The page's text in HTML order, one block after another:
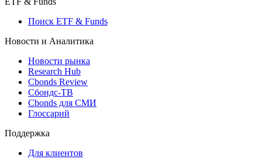
Виджет: Карта процентных ставок
ETF & Funds
Поиск ETF & Funds
Новости и Аналитика
Новости рынка
Research Hub
Сбондс-ТВ
Глоссарий